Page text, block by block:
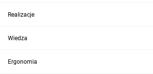
Realizacje
Wiedza
Ergonomia